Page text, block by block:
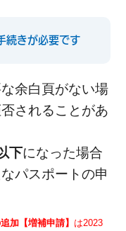
・ガイド
続きが必要です
余白頁がない場
されることがあ
下になった場合
パスポートの申
加【増補申請】 は2023